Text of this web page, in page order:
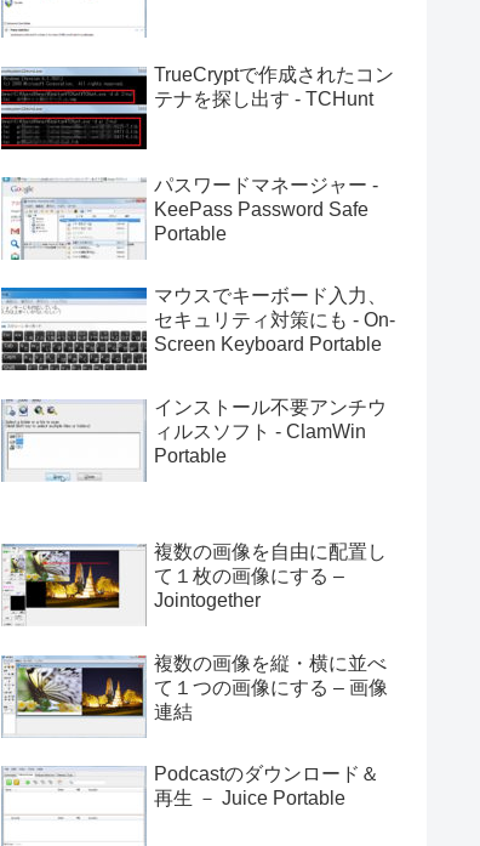
TrueCryptで作成されたコン
テナを探し出す - TCHunt
パスワードマネージャー -
KeePass Password Safe
Portable
マウスでキーボード入力、
セキュリティ対策にも - On-
Screen Keyboard Portable
インストール不要アンチウ
ィルスソフト - ClamWin
Portable
複数の画像を自由に配置し
て１枚の画像にする –
Jointogether
複数の画像を縦・横に並べ
て１つの画像にする – 画像
連結
Podcastのダウンロード＆
再生 － Juice Portable